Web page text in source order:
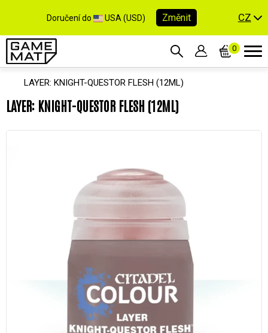
Doručení do USA (USD) Změnit CZ
0
LAYER: KNIGHT-QUESTOR FLESH (12ML)
LAYER: KNIGHT-QUESTOR FLESH (12ML)